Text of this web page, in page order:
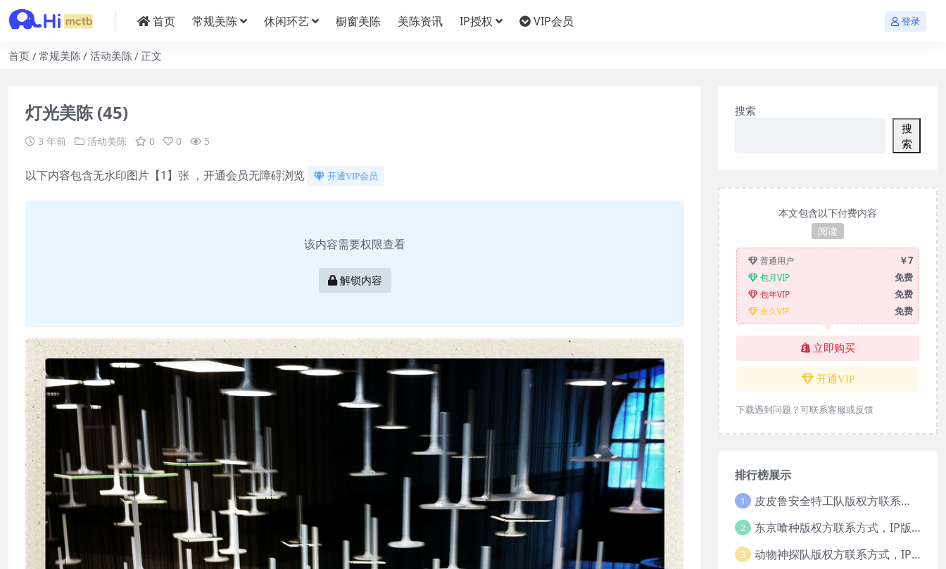
首页 常规美陈 休闲环艺 橱窗美陈 美陈资讯 IP授权 VIP会员 登录
首页 常规美陈 活动美陈 正文
灯光美陈 (45)
3 年前 活动美陈 0 0 5
以下内容包含无水印图片【1】张 ，开通会员无障碍浏览 开通VIP会员
该内容需要权限查看
解锁内容
搜索
搜
索
本文包含以下付费内容
阅读
普通用户 ￥7
包月VIP 免费
包年VIP 免费
永久VIP 免费
立即购买
开通VIP
下载遇到问题？可联系客服或反馈
排行榜展示
1 皮皮鲁安全特工队版权方联系方式，IP版权授权
2 东京喰种版权方联系方式，IP版权授权
3 动物神探队版权方联系方式，IP版权授权